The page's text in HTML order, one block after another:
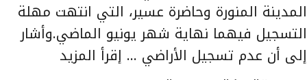
المدينة المنورة وحاضرة عسير، التي انتهت مهلة
التسجيل فيهما نهاية شهر يونيو الماضي.وأشار
إلى أن عدم تسجيل الأراضي … إقرأ المزيد